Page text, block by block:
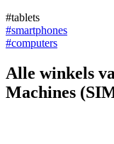
#tablets
#smartphones
#computers
Alle winkels
Machines